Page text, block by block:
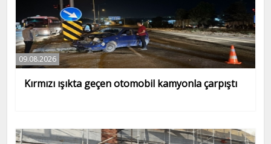
09.08.2026
Kırmızı ışıkta geçen otomobil kamyonla çarpıştı